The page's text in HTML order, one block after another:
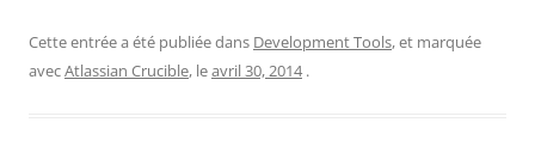
Cette entrée a été publiée dans Development Tools, et marquée
avecAtlassian Crucible, leavril 30, 2014 .